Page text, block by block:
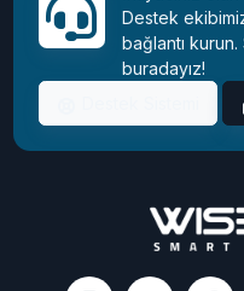
Destek
bağlantı
buradayız!